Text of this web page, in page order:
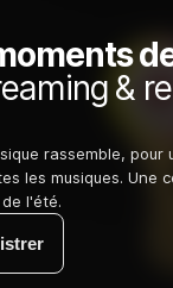
&
rassemble, pour
les musiques. Une
l'été.